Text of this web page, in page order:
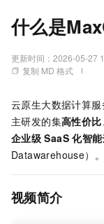
什么是
更新时间： 2026-05-27
复制 MD 格式
云原生大数据计算服
主研发的集高性价比
企业级 SaaS 化智
Datawarehouse）。
视频简介